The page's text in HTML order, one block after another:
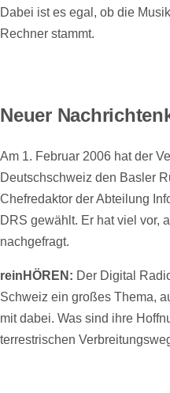
Dabei ist es egal, ob die
Rechner stammt.
Neuer
Am 1. Februar 2006 hat der
Deutschschweiz den Basler
Chefredaktor der Abteilung
DRS gewählt. Er hat viel vor,
nachgefragt.
reinHÖREN: Der Digital
Schweiz ein großes Thema,
mit dabei. Was sind ihre
terrestrischen